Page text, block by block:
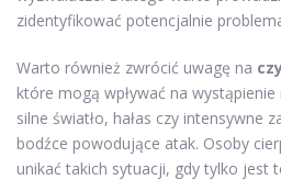
zidentyfikować potencjalnie
Warto również zwrócić uwagę na
które mogą wpływać na
silne światło, hałas czy intensywne
bodźce powodujące atak. Osoby
unikać takich sytuacji, gdy tylko jest